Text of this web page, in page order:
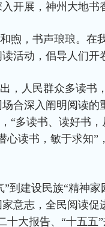
开展，神州大地书
煦，书声琅琅。在
活动，倡导人们开
，人民群众多读书
合深入阐明阅读
“多读书、读好书
心读书，敏于求知”
”到建设民族“精神
意志，全民阅读促
十大报告、“十五